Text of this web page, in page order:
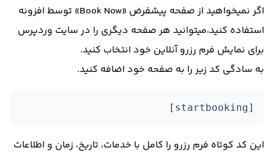
اگر نمیخواهید از صفحه پیشفرض «Book Now» توسط افزونه
استفاده کنید،میتوانید هر صفحه دیگری را در سایت وردپرس
برای نمایش فرم رزرو آنلاین خود انتخاب کنید.
به سادگی کد زیر را به صفحه خود اضافه کنید.
[startbooking]
این کد کوتاه فرم رزرو را کامل با خدمات، تاریخ، زمان و اطلاعات